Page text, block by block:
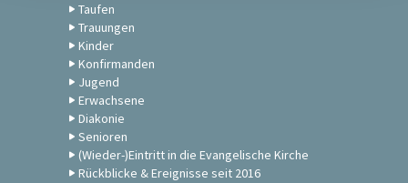
Taufen
Trauungen
Kinder
Konfirmanden
Jugend
Erwachsene
Diakonie
Senioren
(Wieder-)Eintritt in die Evangelische Kirche
Rückblicke & Ereignisse seit 2016